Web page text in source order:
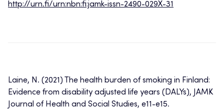
http://urn.fi/urn:nbn:fi:jamk-issn-2490-029X-31
Laine, N. (2021) The health burden of smoking in Finland:
Evidence from disability adjusted life years (DALYs), JAMK
Journal of Health and Social Studies, e11-e15.